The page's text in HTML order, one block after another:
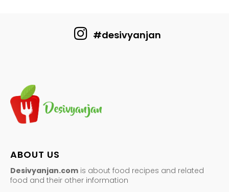
#desivyanjan
ABOUT US
Desivyanjan.com is about food recipes and related
food and their other information